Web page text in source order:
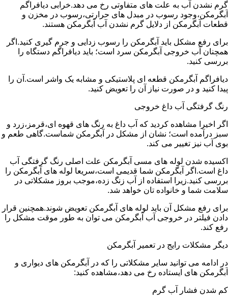
گرم نشدن آب به علت های متفاوتی رخ می دهد.خرابی دیافراگم
آبگرمکن،وجود رسوب در مبدل های حرارتی،رسوب در مخزن و
قطعات آبگرمکن از دلایل گرم نشدن آب آبگرمکن هستند.
برای رفع مشکل باید آبگرمکن را رسوب زدایی و جرم گیری کنید.اگر
همچنان آب خروجی آبگرمکن سرد است؛ باید دیافراگم دستگاه را
بررسی کنید.
دیافراگم آبگرمکن قطعه ای پلاستیکی و مشابه یک واشر است.آن را
پیدا کنید و در صورت نیاز آن را تعویض کنید.
رنگ گرفتگی آب داغ خروجی
اگر اخیرا مشاهده کردید که آب داغ به رنگ های قهوه ای،قرمز،زرد و
سبز درآمده است؛ نشان از مشکل در آبگرمکن شماست.گاهی طعم و
بوی آب نیز تغییر می کند.
اکسیده شدن لوله های مسی آبگرمکن علت اصلی رنگ گرفتگی آب
داغ است.اگر آبگرمکن شما قدیمی است،سریعا لوله های آبگرمکن را
بررسی کنید.زیرا استفاده از آب زنگ زده،موجب بروز مشکلاتی در
سلامت شما و خانواده تان خواهد شد.
برای رفع مشکل آن باید لوله های آبگرمکن تعویض شوند.همچنین قرار
دادن فیلتر در خروجی آب آبگرمکن می توان به طور موقت مشکل را
رفع کند.
دیگر مشکلات رایج در تعمیر آبگرمکن
در ادامه می توانید سایر مشکلاتی را که در آبگرمکن های دیواری و
آبگرمکن های ایستاده رخ می دهد،مشاهده کنید:
کم شدن فشار آب گرم